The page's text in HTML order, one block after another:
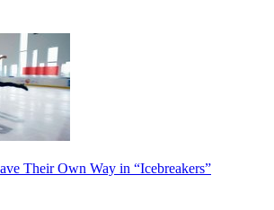
Their Own Way in “Icebreakers”